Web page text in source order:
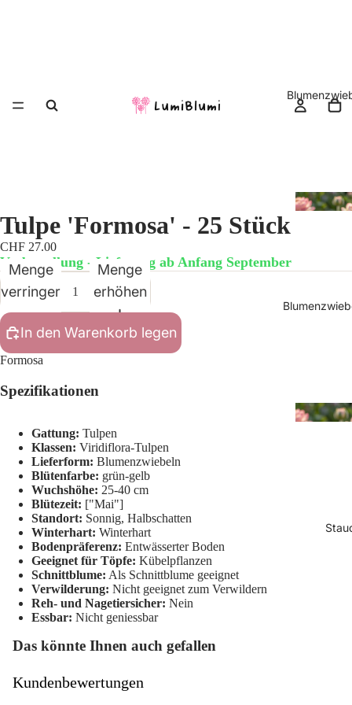
Tulpe 'Formosa' - 25 Stück
CHF 27.00
Vorbestellung - Lieferung ab Anfang September
Menge
verringern
Menge
erhöhen
In den Warenkorb legen
Formosa
Spezifikationen
Gattung: Tulpen
Klassen: Viridiflora-Tulpen
Lieferform: Blumenzwiebeln
Blütenfarbe: grün-gelb
Wuchshöhe: 25-40 cm
Blütezeit: ["Mai"]
Standort: Sonnig, Halbschatten
Winterhart: Winterhart
Bodenpräferenz: Entwässerter Boden
Geeignet für Töpfe: Kübelpflanzen
Schnittblume: Als Schnittblume geeignet
Verwilderung: Nicht geeignet zum Verwildern
Reh- und Nagetiersicher: Nein
Essbar: Nicht geniessbar
Das könnte Ihnen auch gefallen
Kundenbewertungen